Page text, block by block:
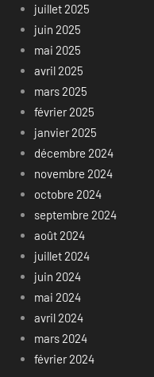
juillet 2025
juin 2025
mai 2025
avril 2025
mars 2025
février 2025
janvier 2025
décembre 2024
novembre 2024
octobre 2024
septembre 2024
août 2024
juillet 2024
juin 2024
mai 2024
avril 2024
mars 2024
février 2024